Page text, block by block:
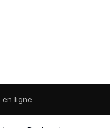
en ligne